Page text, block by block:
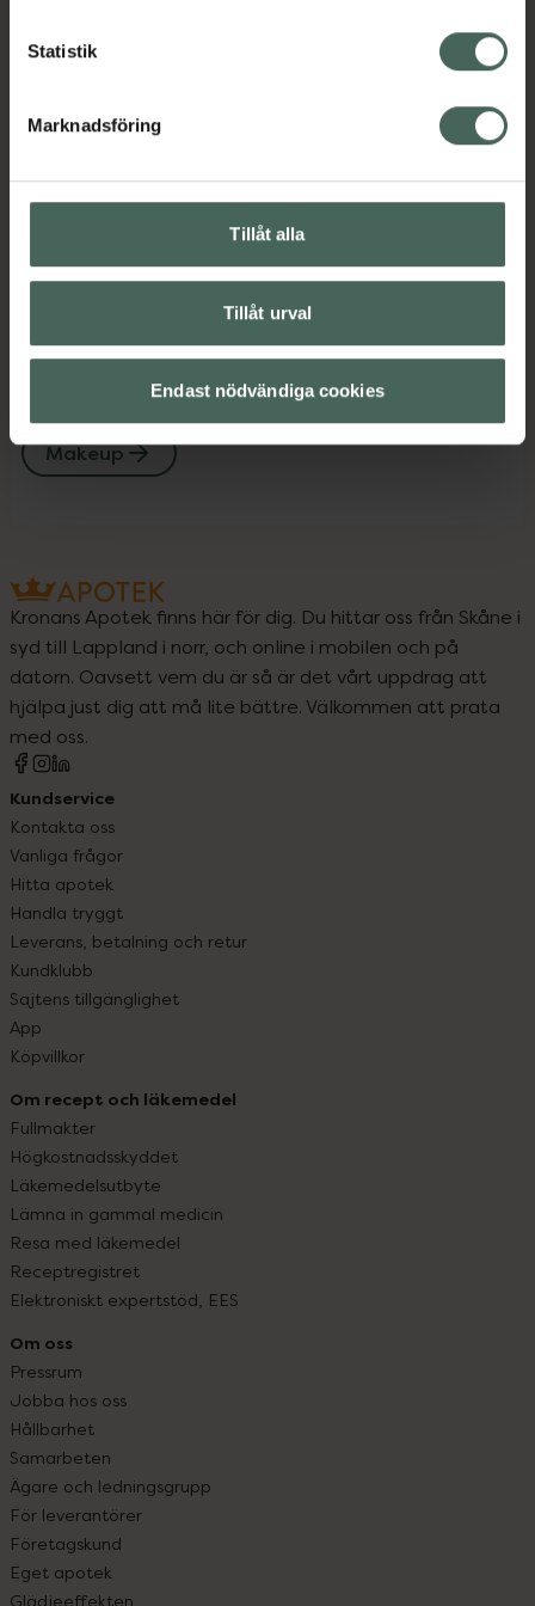
Statistik
Marknadsföring
Tillåt alla
Tillåt urval
Endast nödvändiga cookies
Upptäck flera produkter inom
Basmakeup
Foundation
Makeup
Kronans Apotek finns här för dig. Du hittar oss från Skåne i
syd till Lappland i norr, och online i mobilen och på
datorn. Oavsett vem du är så är det vårt uppdrag att
hjälpa just dig att må lite bättre. Välkommen att prata
med oss.
Kundservice
Kontakta oss
Vanliga frågor
Hitta apotek
Handla tryggt
Leverans, betalning och retur
Kundklubb
Sajtens tillgänglighet
App
Köpvillkor
Om recept och läkemedel
Fullmakter
Högkostnadsskyddet
Läkemedelsutbyte
Lämna in gammal medicin
Resa med läkemedel
Receptregistret
Elektroniskt expertstöd, EES
Om oss
Pressrum
Jobba hos oss
Hållbarhet
Samarbeten
Ägare och ledningsgrupp
För leverantörer
Företagskund
Eget apotek
Glädjeeffekten